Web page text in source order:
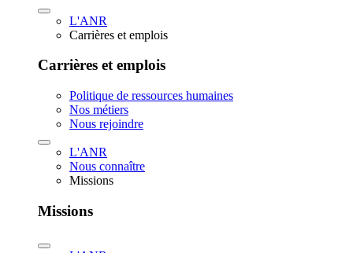
L'ANR
Carrières et emplois
Carrières et emplois
Politique de ressources humaines
Nos métiers
Nous rejoindre
L'ANR
Nous connaître
Missions
Missions